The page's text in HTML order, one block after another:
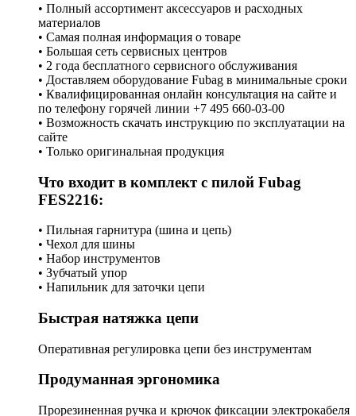
• Полный ассортимент аксессуаров и расходных
материалов
• Самая полная информация о товаре
• Большая сеть сервисных центров
• 2 года бесплатного сервисного обслуживания
• Доставляем оборудование Fubag в минимальные сроки
• Квалифицированная онлайн консультация на сайте и
по телефону горячей линии +7 495 660-03-00
• Возможность скачать инструкцию по эксплуатации на
сайте
• Только оригинальная продукция
Что входит в комплект с пилой Fubag
FES2216:
• Пильная гарнитура (шина и цепь)
• Чехол для шины
• Набор инструментов
• Зубчатый упор
• Напильник для заточки цепи
Быстрая натяжка цепи
Оперативная регулировка цепи без инструментам
Продуманная эргономика
Прорезиненная ручка и крючок фиксации электрокабеля